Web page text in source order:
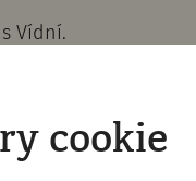
cookie
Vídní.
Mitte – Landstraße
Doba jízdy 45
minut chůze, cesta